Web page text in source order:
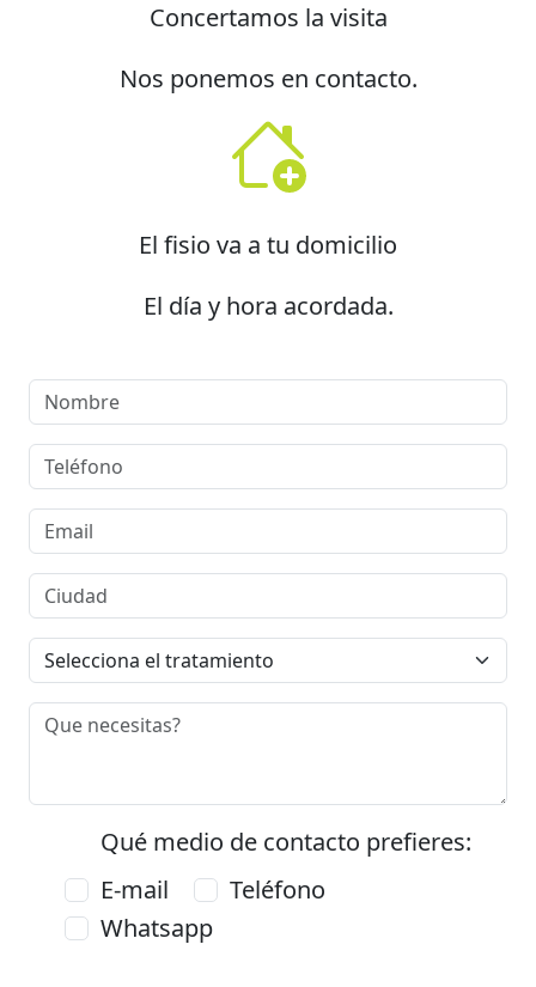
Concertamos la visita
Nos ponemos en contacto.
El fisio va a tu domicilio
El día y hora acordada.
Qué medio de contacto prefieres:
E-mail
Teléfono
Whatsapp